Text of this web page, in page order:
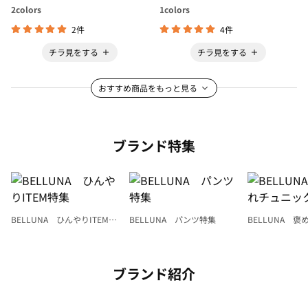
2colors
2件
チラ見をする
1colors
4件
チラ見をする
おすすめ商品をもっと見る
ブランド特集
BELLUNA ひんやりITEM特
BELLUNA パンツ特集
BELLUNA 褒
ブランド紹介